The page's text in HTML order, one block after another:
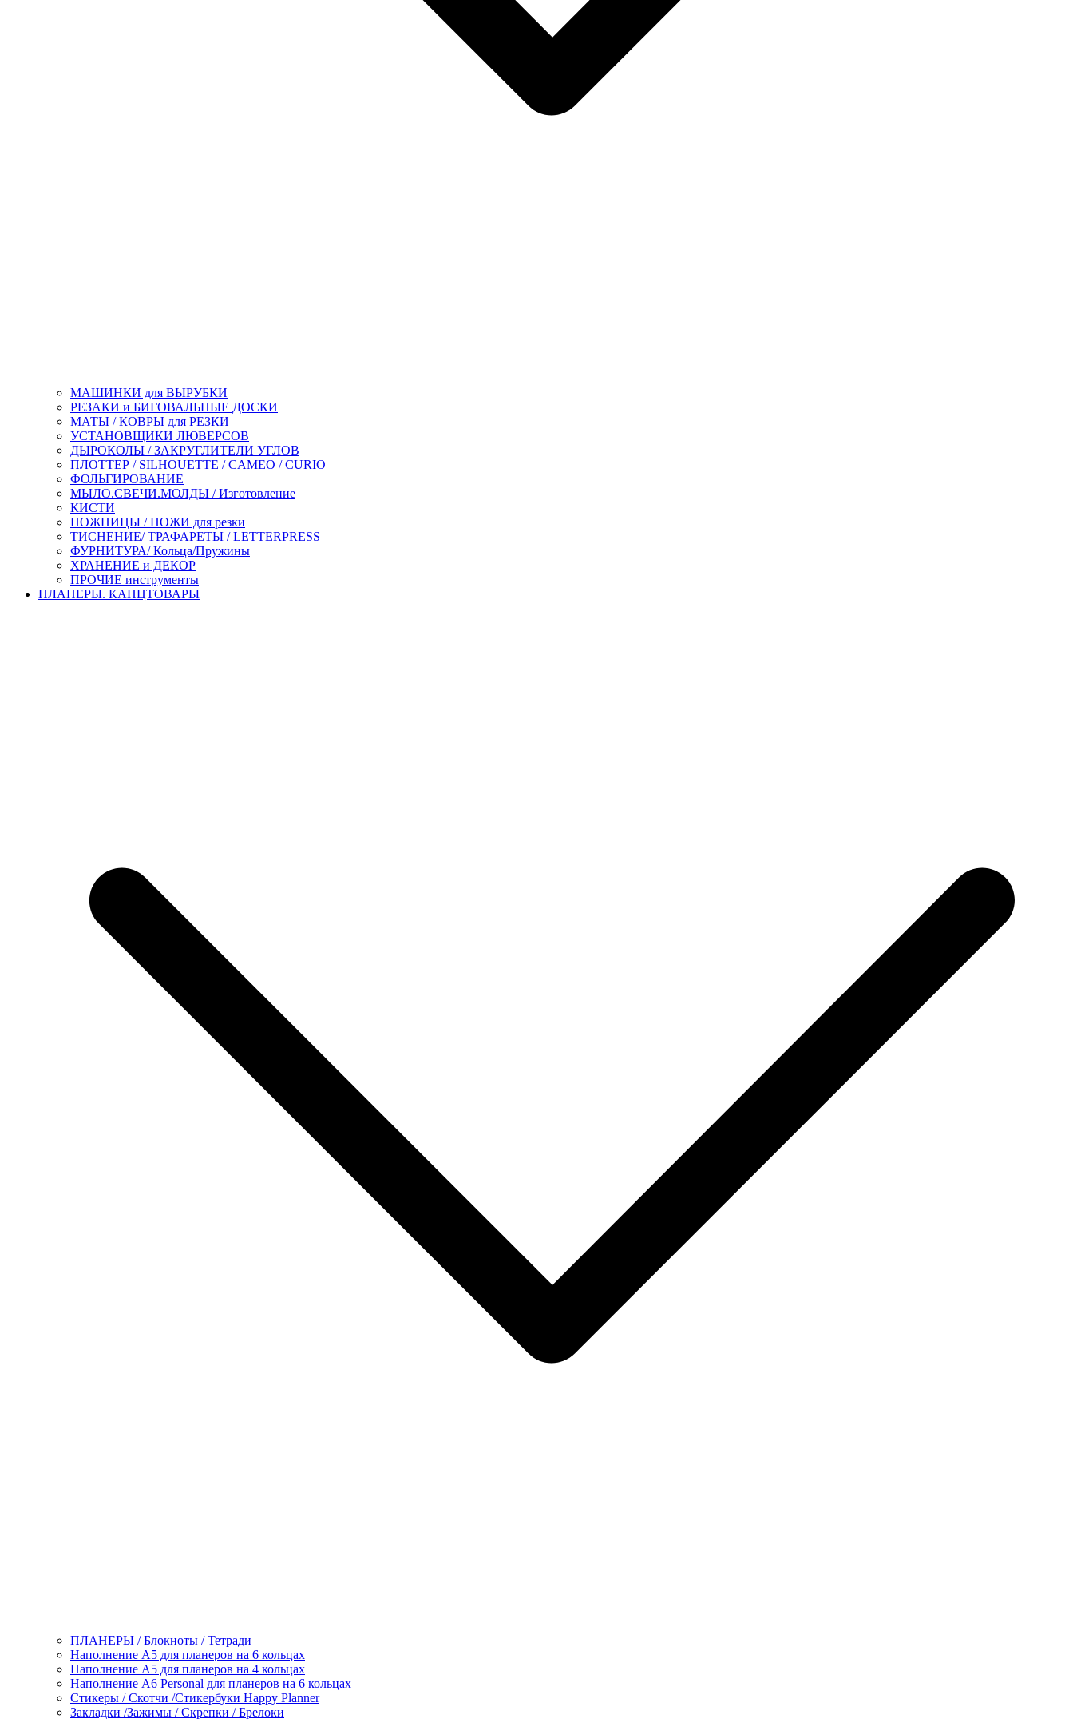
МАШИНКИ для ВЫРУБКИ
РЕЗАКИ и БИГОВАЛЬНЫЕ ДОСКИ
МАТЫ / КОВРЫ для РЕЗКИ
УСТАНОВЩИКИ ЛЮВЕРСОВ
ДЫРОКОЛЫ / ЗАКРУГЛИТЕЛИ УГЛОВ
ПЛОТТЕР / SILHOUETTE / CAMEO / CURIO
ФОЛЬГИРОВАНИЕ
МЫЛО.СВЕЧИ.МОЛДЫ / Изготовление
КИСТИ
НОЖНИЦЫ / НОЖИ для резки
ТИСНЕНИЕ/ ТРАФАРЕТЫ / LETTERPRESS
ФУРНИТУРА/ Кольца/Пружины
ХРАНЕНИЕ и ДЕКОР
ПРОЧИЕ инструменты
ПЛАНЕРЫ. КАНЦТОВАРЫ
ПЛАНЕРЫ / Блокноты / Тетради
Наполнение А5 для планеров на 6 кольцах
Наполнение А5 для планеров на 4 кольцах
Наполнение А6 Personal для планеров на 6 кольцах
Стикеры / Скотчи /Стикербуки Happy Planner
Закладки /Зажимы / Скрепки / Брелоки